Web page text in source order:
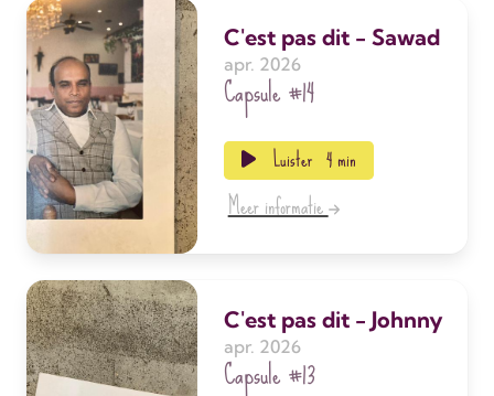
C'est pas dit - Sawad
apr. 2026
Capsule#14
Luister 4 min
Meer informatie
C'est pas dit - Johnny
apr. 2026
Capsule#13